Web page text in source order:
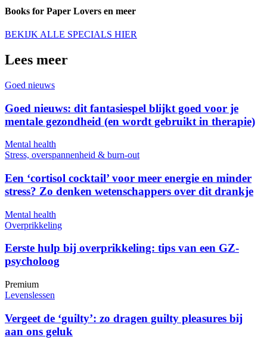
Books for Paper Lovers en meer
BEKIJK ALLE SPECIALS HIER
Lees meer
Goed nieuws
Goed nieuws: dit fantasiespel blijkt goed voor je
mentale gezondheid (en wordt gebruikt in therapie)
Mental health
Stress, overspannenheid & burn-out
Een ‘cortisol cocktail’ voor meer energie en minder
stress? Zo denken wetenschappers over dit drankje
Mental health
Overprikkeling
Eerste hulp bij overprikkeling: tips van een GZ-
psycholoog
Premium
Levenslessen
Vergeet de ‘guilty’: zo dragen guilty pleasures bij
aan ons geluk